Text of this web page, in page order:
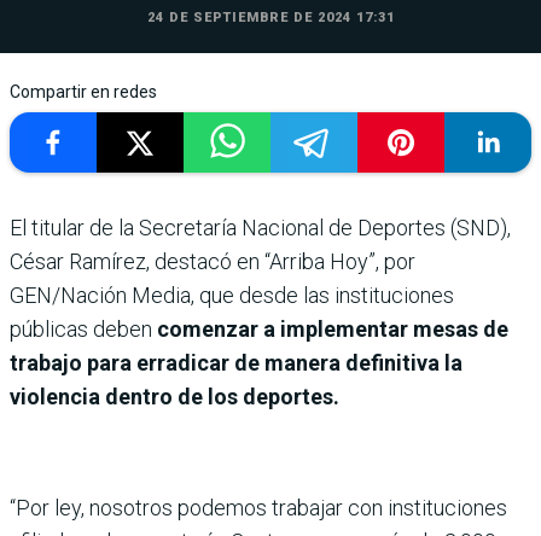
24 DE SEPTIEMBRE DE 2024 17:31
Compartir en redes
El titular de la Secretaría Nacional de Deportes (SND),
César Ramírez, destacó en “Arriba Hoy”, por
GEN/Nación Media, que desde las instituciones
públicas deben comenzar a implementar mesas de
trabajo para erradicar de manera definitiva la
violencia dentro de los deportes.
“Por ley, nosotros podemos trabajar con instituciones